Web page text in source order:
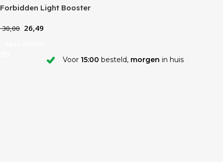
Forbidden Light Booster
30,00 26,49
Voor 15:00 besteld, morgen in huis